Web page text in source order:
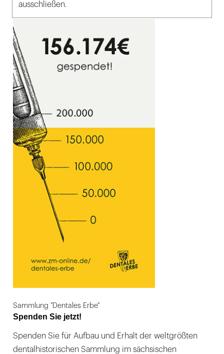
ausschließen.
Sammlung "Dentales Erbe"
Spenden Sie jetzt!
Spenden Sie für Aufbau und Erhalt der weltgrößten
dentalhistorischen Sammlung im sächsischen